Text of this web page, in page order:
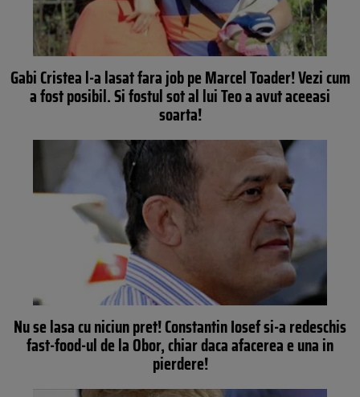
Gabi Cristea l-a lasat fara job pe Marcel Toader! Vezi cum
a fost posibil. Si fostul sot al lui Teo a avut aceeasi
soarta!
Nu se lasa cu niciun pret! Constantin Iosef si-a redeschis
fast-food-ul de la Obor, chiar daca afacerea e una in
pierdere!